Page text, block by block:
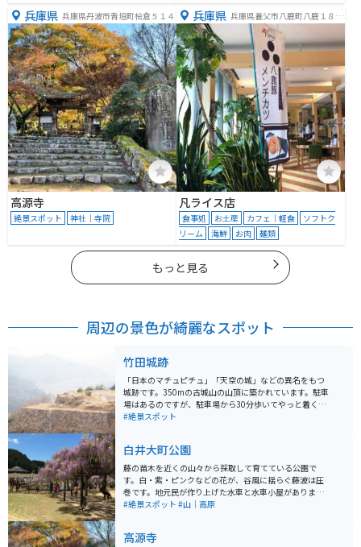
兵庫県 兵庫県丹波市青垣町桧倉５１４
高源寺
絶景スポット 神社｜寺院
兵庫県 兵庫県養父市八鹿町八鹿１８７
８−１
凡ライス店
食事処 お土産 カフェ｜軽食
ソフトク
リーム
海鮮 お肉 麺類
もっと見る
周辺の景色が綺麗なスポット
竹田城跡
「日本のマチュピチュ」「天空の城」などの異名をもつ
城跡です。350mの古城山の山頂に築かれています。駐車
場はあるのですが、駐車場から30分歩いてやっと着くよ
うな場所にあります。歩いていくのは大変ですが、城跡
#絶景スポット
白井大町公園
藤の苗木を近くの山々から採取して育てている公園で
す。白・紫・ピンクなどの花が、谷風に揺らぐ藤波は圧
巻です。地元民が作り上げた水車と水車小屋がありま
す。 町から離れた山中にあるので、落ち着いた雰囲気が
#絶景スポット #山｜高原
高源寺